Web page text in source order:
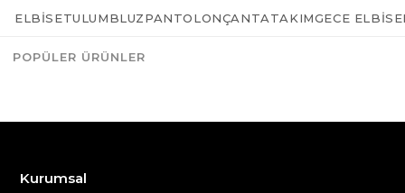
Kurumsal
ELBISETULUMBLUZPANTOLONÇANTATAKIMGECE
POPÜLER ÜRÜNLER